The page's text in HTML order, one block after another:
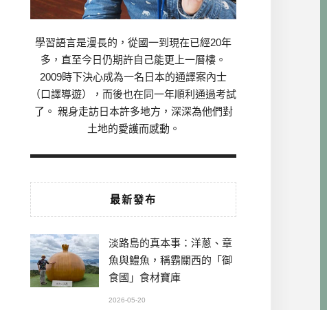
學習語言是漫長的，從國一到現在已經20年
多，直至今日仍期許自己能更上一層樓。
2009時下決心成為一名日本的通譯案內士
（口譯導遊），而後也在同一年順利通過考試
了。 親身走訪日本許多地方，深深為他們對
土地的愛護而感動。
最新發布
淡路島的真本事：洋蔥、章
魚與鱧魚，稱霸關西的「御
食國」食材寶庫
2026-05-20